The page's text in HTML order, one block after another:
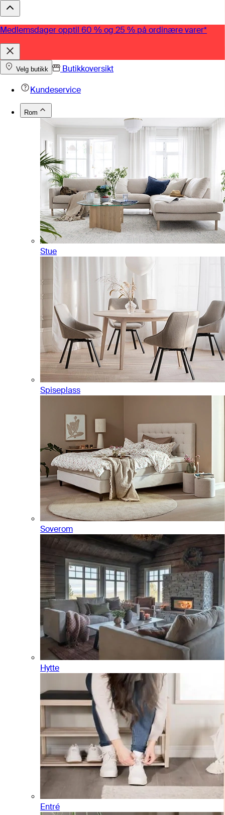
Medlemsdager opptil 60 % og 25 % på ordinære varer*
Velg butikk
Butikkoversikt
Kundeservice
Rom
Stue
Spiseplass
Soverom
Hytte
Entré